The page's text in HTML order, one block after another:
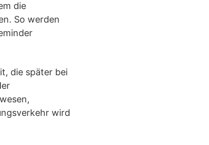
die
So werden
die später bei
wird